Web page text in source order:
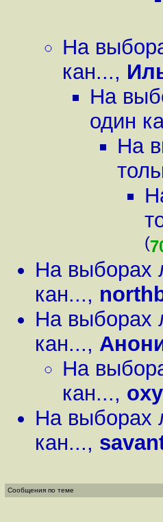
На
кан...,
На
один
На
(
На выборах
кан...,
На выборах
кан...,
На
кан...,
На выборах
кан...,
Сообщения по теме